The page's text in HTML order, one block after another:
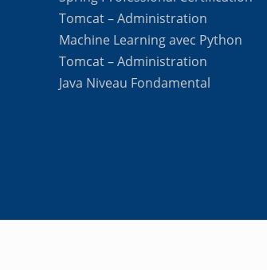
Tomcat – Administration
Machine Learning avec Python
Tomcat – Administration
Java Niveau Fondamental